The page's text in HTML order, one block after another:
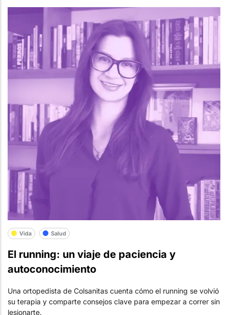
Vida Salud
El running: un viaje de paciencia y
autoconocimiento
Una ortopedista de Colsanitas cuenta cómo el running se volvió
su terapia y comparte consejos clave para empezar a correr sin
lesionarte.